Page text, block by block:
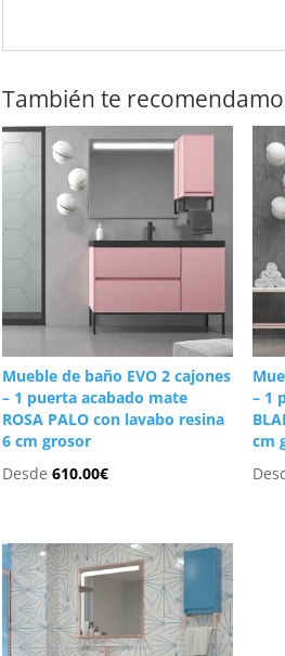
También te
Mueble de baño EVO 2 cajones
– 1 puerta acabado mate
ROSA PALO con lavabo resina
6 cm grosor
Desde610.00€
– 1
cm